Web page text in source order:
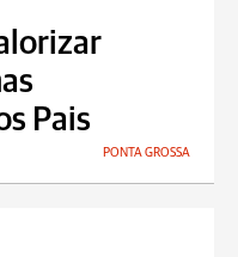
Pais
PONTA GROSSA